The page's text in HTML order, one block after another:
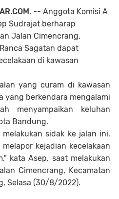
, -- Anggota Komisi A
Sudrajat berharap
Jalan Cimencrang,
Sagatan dapat
di kawasan
yang curam di kawasan
yang berkendara mengalami
menyampaikan keluhan
Bandung.
sidak ke jalan ini,
kejadian kecelakaan
kata Asep, saat melakukan
Cimencrang, Kecamatan
Selasa (30/8/2022).